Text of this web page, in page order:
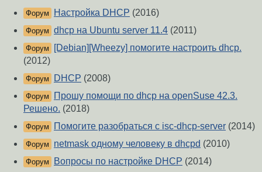
Форум Настройка DHCP (2016)
Форум dhcp на Ubuntu server 11.4 (2011)
Форум
[Debian][Wheezy] помогите настроить dhcp.
(2012)
Форум DHCP (2008)
Форум
Прошу помощи по dhcp на openSuse 42.3.
Решено. (2018)
Форум Помогите разобраться с isc-dhcp-server (2014)
Форум netmask одному человеку в dhcpd (2010)
Форум Вопросы по настройке DHCP (2014)